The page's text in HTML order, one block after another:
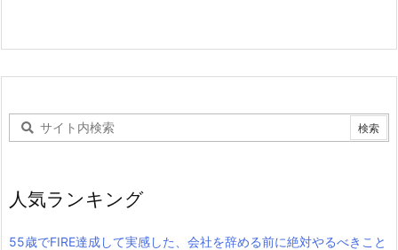
人気ランキング
55歳でFIRE達成して実感した、会社を辞める前に絶対やるべきこと